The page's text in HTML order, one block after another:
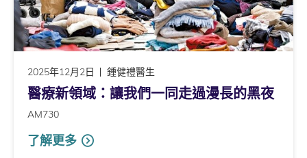
2025年12月2日 鍾健禮醫生
醫療新領域：讓我們一同走過漫長的黑夜
AM730
了解更多